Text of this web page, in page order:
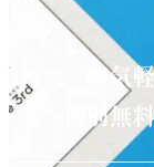
お気
個別無